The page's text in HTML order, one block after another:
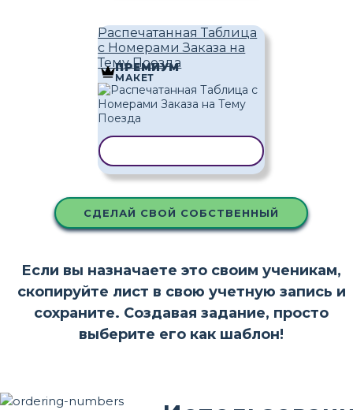
Распечатанная Таблица
с Номерами Заказа на
Тему Поезда
ПРЕМИУМ
МАКЕТ
СДЕЛАЙ СВОЙ СОБСТВЕННЫЙ
Если вы назначаете это своим ученикам,
скопируйте лист в свою учетную запись и
сохраните. Создавая задание, просто
выберите его как шаблон!